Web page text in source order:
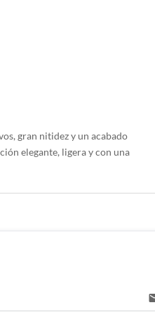
gran nitidez y un acabado
elegante, ligera y con una